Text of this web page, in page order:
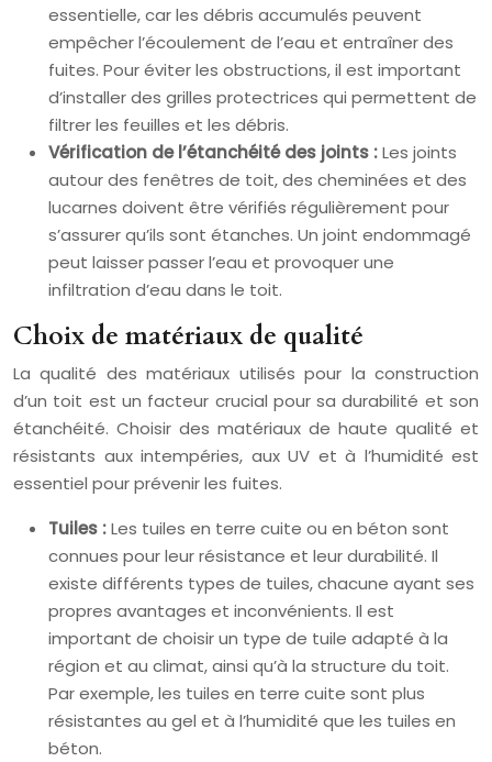
essentielle, car les débris accumulés peuvent
empêcher l’écoulement de l’eau et entraîner des
fuites. Pour éviter les obstructions, il est important
d’installer des grilles protectrices qui permettent de
filtrer les feuilles et les débris.
Vérification de l’étanchéité des joints :Les joints
autour des fenêtres de toit, des cheminées et des
lucarnes doivent être vérifiés régulièrement pour
s’assurer qu’ils sont étanches. Un joint endommagé
peut laisser passer l’eau et provoquer une
infiltration d’eau dans le toit.
Choix de matériaux de qualité
La qualité des matériaux utilisés pour la construction
d’un toit est un facteur crucial pour sa durabilité et son
étanchéité. Choisir des matériaux de haute qualité et
résistants aux intempéries, aux UV et à l’humidité est
essentiel pour prévenir les fuites.
Tuiles :Les tuiles en terre cuite ou en béton sont
connues pour leur résistance et leur durabilité. Il
existe différents types de tuiles, chacune ayant ses
propres avantages et inconvénients. Il est
important de choisir un type de tuile adapté à la
région et au climat, ainsi qu’à la structure du toit.
Par exemple, les tuiles en terre cuite sont plus
résistantes au gel et à l’humidité que les tuiles en
béton.